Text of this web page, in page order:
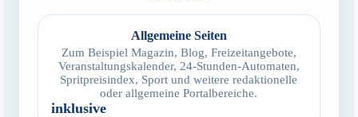
Allgemeine Seiten
Zum Beispiel Magazin, Blog, Freizeitangebote,
Veranstaltungskalender, 24-Stunden-Automaten,
Spritpreisindex, Sport und weitere redaktionelle
oder allgemeine Portalbereiche.
inklusive